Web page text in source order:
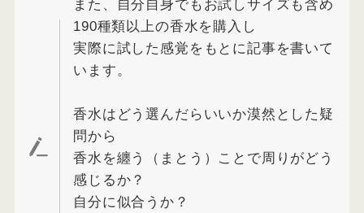
また、自分自身でもお試しサイズも含め
190種類以上の香水を購入し
実際に試した感覚をもとに記事を書いて
います。
香水はどう選んだらいいか漠然とした疑
問から
香水を纏う（まとう）ことで周りがどう
感じるか？
自分に似合うか？